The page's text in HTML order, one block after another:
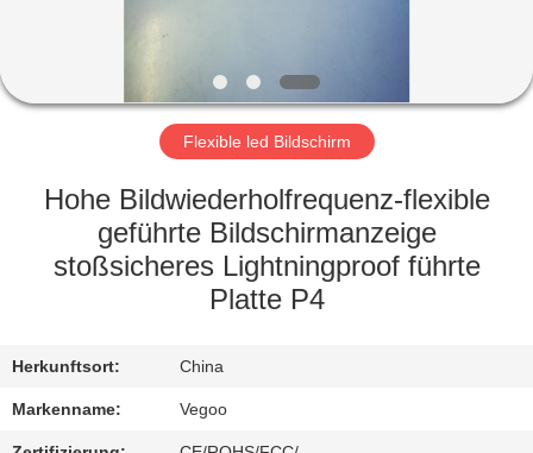
ÜBER
WERKSBESICHTIGUNG
QUALITÄTSKONTROLLE
KONTAKT
MIT
Flexible led Bildschirm
Hohe Bildwiederholfrequenz-flexible
geführte Bildschirmanzeige
stoßsicheres Lightningproof führte
Platte P4
Herkunftsort: China
Markenname: Vegoo